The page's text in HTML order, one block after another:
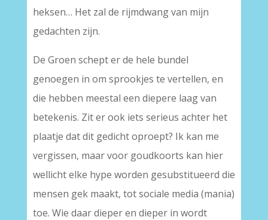
heksen… Het zal de rijmdwang van mijn
gedachten zijn.
De Groen schept er de hele bundel
genoegen in om sprookjes te vertellen, en
die hebben meestal een diepere laag van
betekenis. Zit er ook iets serieus achter het
plaatje dat dit gedicht oproept? Ik kan me
vergissen, maar voor goudkoorts kan hier
wellicht elke hype worden gesubstitueerd die
mensen gek maakt, tot sociale media (mania)
toe. Wie daar dieper en dieper in wordt